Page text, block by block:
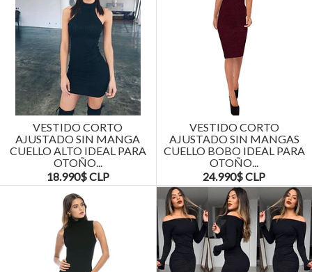
VESTIDO CORTO
AJUSTADO SIN MANGA
CUELLO ALTO IDEAL PARA
OTOÑO...
18.990$ CLP
VESTIDO CORTO
AJUSTADO SIN MANGAS
CUELLO BOBO IDEAL PARA
OTOÑO...
24.990$ CLP